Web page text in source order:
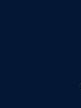
disposición.
aparcamiento